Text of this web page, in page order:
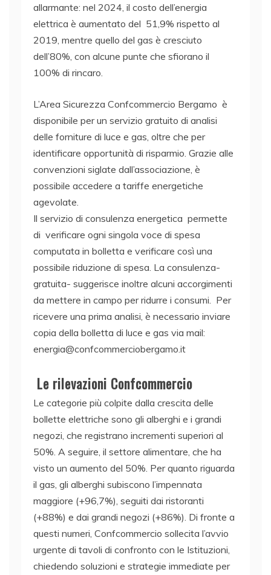
allarmante: nel 2024, il costo dell’energia
elettrica è aumentato del 51,9% rispetto al
2019, mentre quello del gas è cresciuto
dell’80%, con alcune punte che sfiorano il
100% di rincaro.
L’Area Sicurezza Confcommercio Bergamo è
disponibile per un servizio gratuito di analisi
delle forniture di luce e gas, oltre che per
identificare opportunità di risparmio. Grazie alle
convenzioni siglate dall’associazione, è
possibile accedere a tariffe energetiche
agevolate.
Il servizio di consulenza energetica permette
di verificare ogni singola voce di spesa
computata in bolletta e verificare così una
possibile riduzione di spesa. La consulenza-
gratuita- suggerisce inoltre alcuni accorgimenti
da mettere in campo per ridurre i consumi. Per
ricevere una prima analisi, è necessario inviare
copia della bolletta di luce e gas via mail:
energia@confcommerciobergamo.it
Le rilevazioni Confcommercio
Le categorie più colpite dalla crescita delle
bollette elettriche sono gli alberghi e i grandi
negozi, che registrano incrementi superiori al
50%. A seguire, il settore alimentare, che ha
visto un aumento del 50%. Per quanto riguarda
il gas, gli alberghi subiscono l’impennata
maggiore (+96,7%), seguiti dai ristoranti
(+88%) e dai grandi negozi (+86%). Di fronte a
questi numeri, Confcommercio sollecita l’avvio
urgente di tavoli di confronto con le Istituzioni,
chiedendo soluzioni e strategie immediate per